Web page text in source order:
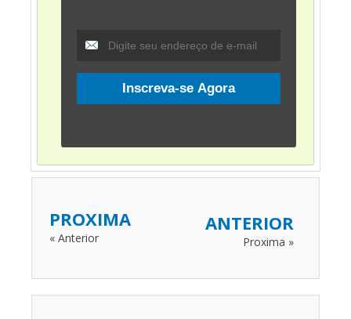
PROXIMA
« Anterior
ANTERIOR
Proxima »